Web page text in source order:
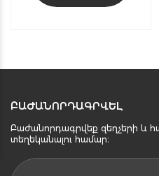
ԲԱԺԱՆՈՐԴԱԳՐՎԵԼ
Բաժանորդագրվեք զեղչերի և
տեղեկանալու համար։